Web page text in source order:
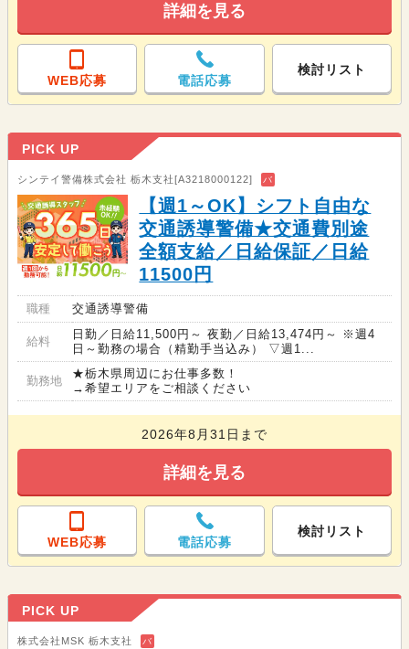
詳細を見る
WEB応募 電話応募
検討リスト
PICK UP
シンテイ警備株式会社 栃木支社[A3218000122] バ
【週1～OK】シフト自由な
交通誘導警備★交通費別途
全額支給／日給保証／日給
11500円
職種 交通誘導警備
給料
日勤／日給11,500円～ 夜勤／日給13,474円～ ※週4
日～勤務の場合（精勤手当込み） ▽週1...
勤務地
★栃木県周辺にお仕事多数！
→希望エリアをご相談ください
2026年8月31日まで
詳細を見る
WEB応募 電話応募
検討リスト
PICK UP
株式会社MSK 栃木支社 バ